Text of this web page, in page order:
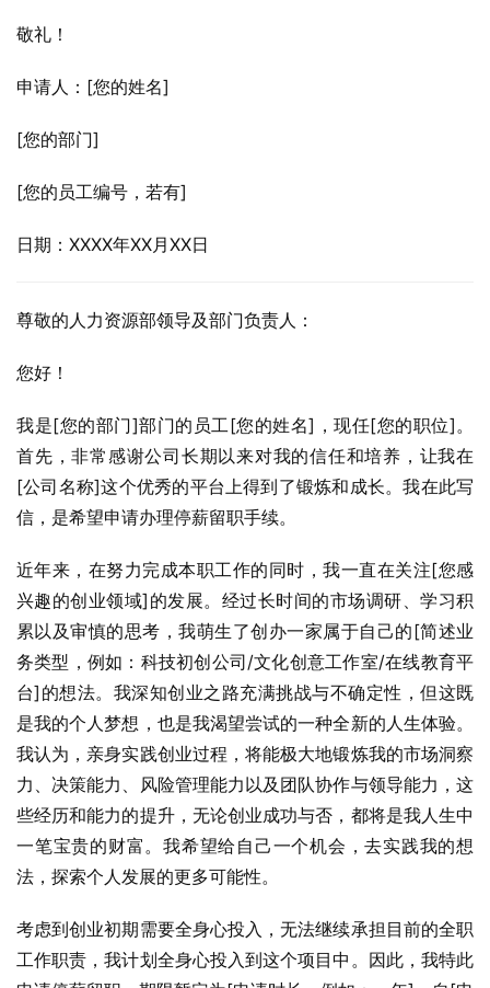
敬礼！
申请人：[您的姓名]
[您的部门]
[您的员工编号，若有]
日期：XXXX年XX月XX日
尊敬的人力资源部领导及部门负责人：
您好！
我是[您的部门]部门的员工[您的姓名]，现任[您的职位]。
首先，非常感谢公司长期以来对我的信任和培养，让我在
[公司名称]这个优秀的平台上得到了锻炼和成长。我在此写
信，是希望申请办理停薪留职手续。
近年来，在努力完成本职工作的同时，我一直在关注[您感
兴趣的创业领域]的发展。经过长时间的市场调研、学习积
累以及审慎的思考，我萌生了创办一家属于自己的[简述业
务类型，例如：科技初创公司/文化创意工作室/在线教育平
台]的想法。我深知创业之路充满挑战与不确定性，但这既
是我的个人梦想，也是我渴望尝试的一种全新的人生体验。
我认为，亲身实践创业过程，将能极大地锻炼我的市场洞察
力、决策能力、风险管理能力以及团队协作与领导能力，这
些经历和能力的提升，无论创业成功与否，都将是我人生中
一笔宝贵的财富。我希望给自己一个机会，去实践我的想
法，探索个人发展的更多可能性。
考虑到创业初期需要全身心投入，无法继续承担目前的全职
工作职责，我计划全身心投入到这个项目中。因此，我特此